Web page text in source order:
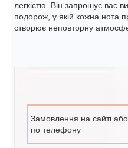
легкістю. Він запрошує вас
подорож, у якій кожна нота
створює неповторну
Замовлення на сайті або
по телефону